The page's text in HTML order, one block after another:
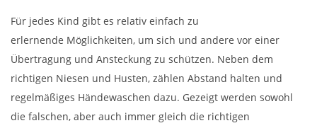
Für jedes Kind gibt es relativ einfach zu
erlernende Möglichkeiten, um sich und andere vor einer
Übertragung und Ansteckung zu schützen. Neben dem
richtigen Niesen und Husten, zählen Abstand halten und
regelmäßiges Händewaschen dazu. Gezeigt werden sowohl
die falschen, aber auch immer gleich die richtigen